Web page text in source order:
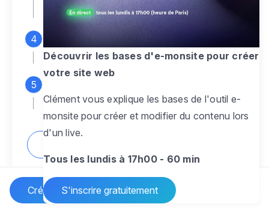
Créer un site Internet
à votre image
Ajoutez des pagessans limite pour
présenter votre activité, votre passion
pour rendre votre site dynamique
Découvrir les bases d'e-monsite pour créer
votre site web
Clément vous explique les bases de l'outil e-
monsite pour créer et modifier du contenu lors
d'un live.
Tous les lundis à 17h00 - 60 min
S'inscrire gratuitement